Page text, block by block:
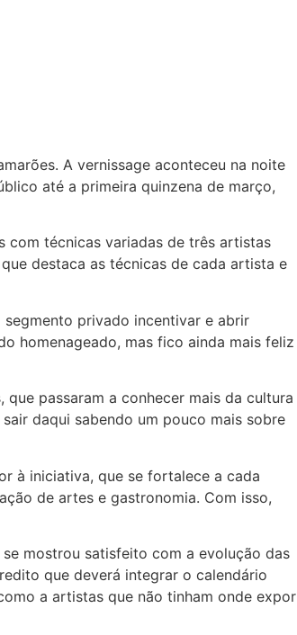
A vernissage aconteceu na noite
até a primeira quinzena de março,
com técnicas variadas de três artistas
destaca as técnicas de cada artista e
privado incentivar e abrir
homenageado, mas fico ainda mais feliz
passaram a conhecer mais da cultura
daqui sabendo um pouco mais sobre
à iniciativa, que se fortalece a cada
de artes e gastronomia. Com isso,
mostrou satisfeito com a evolução das
que deverá integrar o calendário
a artistas que não tinham onde expor